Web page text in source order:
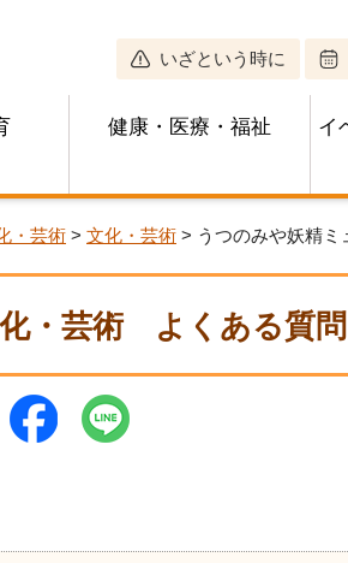
いざという時に
健康・医療・福祉
イ
・芸術 > 文化・芸術 > うつのみや妖精ミ
・芸術よくある質問